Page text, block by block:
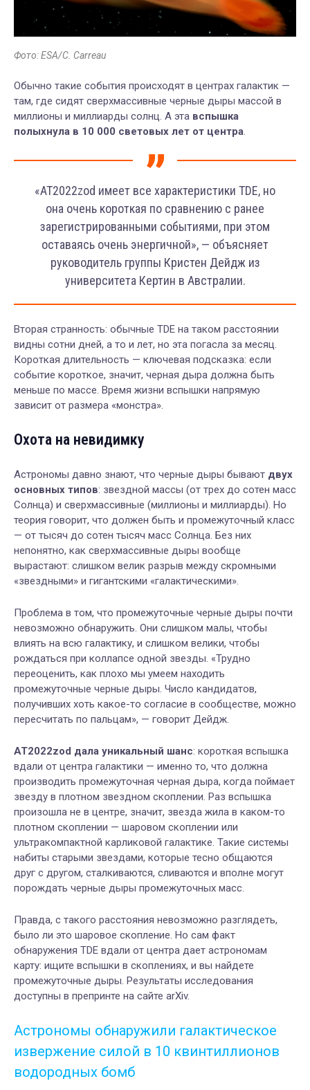
Фото: ESA/C. Carreau
Обычно такие события происходят в центрах галактик —
там, где сидят сверхмассивные черные дыры массой в
миллионы и миллиарды солнц. А эта вспышка
полыхнула в 10 000 световых лет от центра.
«AT2022zod имеет все характеристики TDE, но
она очень короткая по сравнению с ранее
зарегистрированными событиями, при этом
оставаясь очень энергичной», — объясняет
руководитель группы Кристен Дейдж из
университета Кертин в Австралии.
Вторая странность: обычные TDE на таком расстоянии
видны сотни дней, а то и лет, но эта погасла за месяц.
Короткая длительность — ключевая подсказка: если
событие короткое, значит, черная дыра должна быть
меньше по массе. Время жизни вспышки напрямую
зависит от размера «монстра».
Охота на невидимку
Астрономы давно знают, что черные дыры бывают двух
основных типов: звездной массы (от трех до сотен масс
Солнца) и сверхмассивные (миллионы и миллиарды). Но
теория говорит, что должен быть и промежуточный класс
— от тысяч до сотен тысяч масс Солнца. Без них
непонятно, как сверхмассивные дыры вообще
вырастают: слишком велик разрыв между скромными
«звездными» и гигантскими «галактическими».
Проблема в том, что промежуточные черные дыры почти
невозможно обнаружить. Они слишком малы, чтобы
влиять на всю галактику, и слишком велики, чтобы
рождаться при коллапсе одной звезды. «Трудно
переоценить, как плохо мы умеем находить
промежуточные черные дыры. Число кандидатов,
получивших хоть какое-то согласие в сообществе, можно
пересчитать по пальцам», — говорит Дейдж.
AT2022zod дала уникальный шанс: короткая вспышка
вдали от центра галактики — именно то, что должна
производить промежуточная черная дыра, когда поймает
звезду в плотном звездном скоплении. Раз вспышка
произошла не в центре, значит, звезда жила в каком-то
плотном скоплении — шаровом скоплении или
ультракомпактной карликовой галактике. Такие системы
набиты старыми звездами, которые тесно общаются
друг с другом, сталкиваются, сливаются и вполне могут
порождать черные дыры промежуточных масс.
Правда, с такого расстояния невозможно разглядеть,
было ли это шаровое скопление. Но сам факт
обнаружения TDE вдали от центра дает астрономам
карту: ищите вспышки в скоплениях, и вы найдете
промежуточные дыры. Результаты исследования
доступны в препринте на сайте arXiv.
Астрономы обнаружили галактическое
извержение силой в 10 квинтиллионов
водородных бомб